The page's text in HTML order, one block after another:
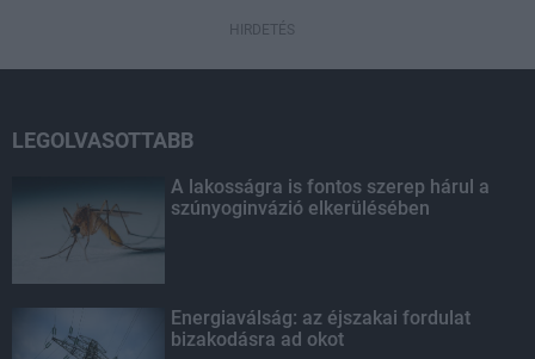
HIRDETÉS
LEGOLVASOTTABB
A lakosságra is fontos szerep hárul a
szúnyoginvázió elkerülésében
Energiaválság: az éjszakai fordulat
bizakodásra ad okot